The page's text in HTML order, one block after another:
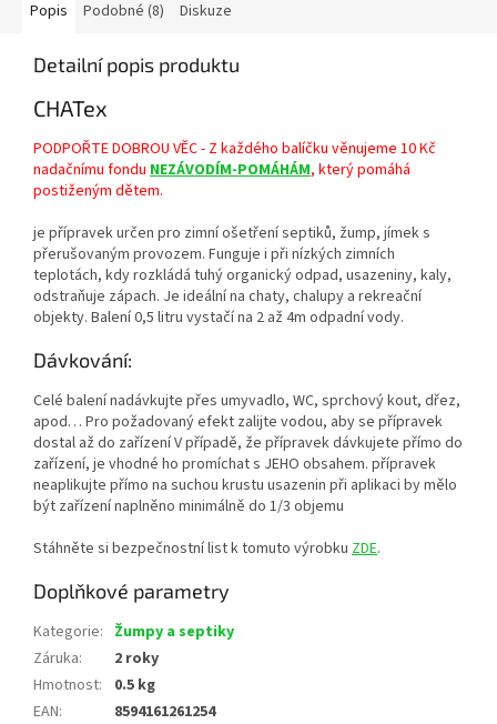
Popis Podobné (8) Diskuze
Detailní popis produktu
CHATex
PODPOŘTE DOBROU VĚC - Z každého balíčku věnujeme 10 Kč
nadačnímu fondu NEZÁVODÍM-POMÁHÁM, který pomáhá
postiženým dětem.
je přípravek určen pro zimní ošetření septiků, žump, jímek s
přerušovaným provozem. Funguje i při nízkých zimních
teplotách, kdy rozkládá tuhý organický odpad, usazeniny, kaly,
odstraňuje zápach. Je ideální na chaty, chalupy a rekreační
objekty. Balení 0,5 litru vystačí na 2 až 4m odpadní vody.
Dávkování:
Celé balení nadávkujte přes umyvadlo, WC, sprchový kout, dřez,
apod… Pro požadovaný efekt zalijte vodou, aby se přípravek
dostal až do zařízení V případě, že přípravek dávkujete přímo do
zařízení, je vhodné ho promíchat s JEHO obsahem. přípravek
neaplikujte přímo na suchou krustu usazenin při aplikaci by mělo
být zařízení naplněno minimálně do 1/3 objemu
Stáhněte si bezpečnostní list k tomuto výrobku ZDE.
Doplňkové parametry
Kategorie: Žumpy a septiky
Záruka:
2 roky
Hmotnost:
0.5 kg
EAN: 8594161261254